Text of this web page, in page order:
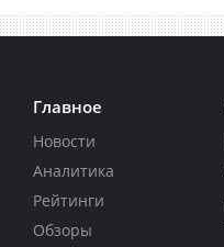
Главное
Новости
Аналитика
Рейтинги
Обзоры